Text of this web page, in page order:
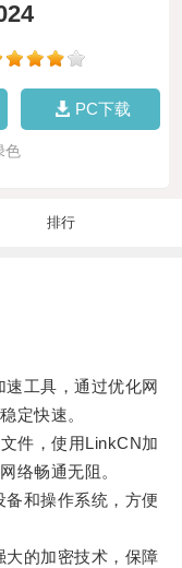
PC下载
色
排行
工具，通过优化网
定快速。
件，使用LinkCN加
络畅通无阻。
和操作系统，方便
的加密技术，保障